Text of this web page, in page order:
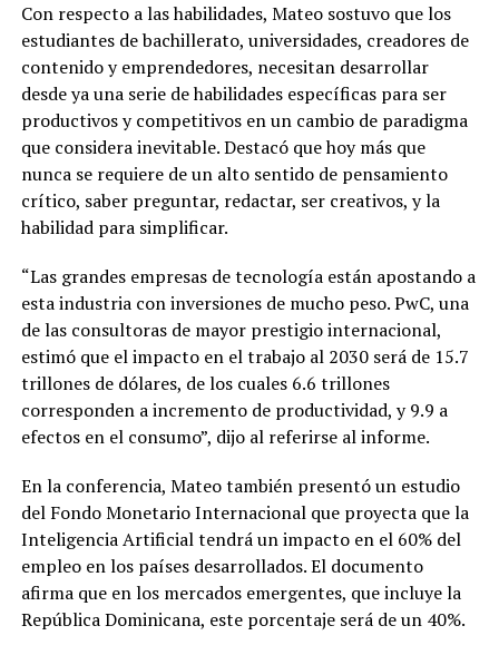
Con respecto a las habilidades, Mateo sostuvo que los
estudiantes de bachillerato, universidades, creadores de
contenido y emprendedores, necesitan desarrollar
desde ya una serie de habilidades específicas para ser
productivos y competitivos en un cambio de paradigma
que considera inevitable. Destacó que hoy más que
nunca se requiere de un alto sentido de pensamiento
crítico, saber preguntar, redactar, ser creativos, y la
habilidad para simplificar.
“Las grandes empresas de tecnología están apostando a
esta industria con inversiones de mucho peso. PwC, una
de las consultoras de mayor prestigio internacional,
estimó que el impacto en el trabajo al 2030 será de 15.7
trillones de dólares, de los cuales 6.6 trillones
corresponden a incremento de productividad, y 9.9 a
efectos en el consumo”, dijo al referirse al informe.
En la conferencia, Mateo también presentó un estudio
del Fondo Monetario Internacional que proyecta que la
Inteligencia Artificial tendrá un impacto en el 60% del
empleo en los países desarrollados. El documento
afirma que en los mercados emergentes, que incluye la
República Dominicana, este porcentaje será de un 40%.